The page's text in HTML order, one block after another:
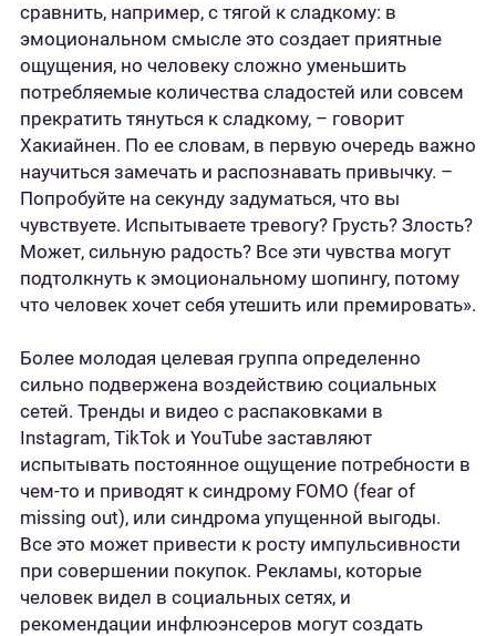
сравнить, например, с тягой к сладкому: в
эмоциональном смысле это создает приятные
ощущения, но человеку сложно уменьшить
потребляемые количества сладостей или совсем
прекратить тянуться к сладкому, – говорит
Хакиайнен. По ее словам, в первую очередь важно
научиться замечать и распознавать привычку. –
Попробуйте на секунду задуматься, что вы
чувствуете. Испытываете тревогу? Грусть? Злость?
Может, сильную радость? Все эти чувства могут
подтолкнуть к эмоциональному шопингу, потому
что человек хочет себя утешить или премировать».
Более молодая целевая группа определенно
сильно подвержена воздействию социальных
сетей. Тренды и видео с распаковками в
Instagram, TikTok и YouTube заставляют
испытывать постоянное ощущение потребности в
чем-то и приводят к синдрому FOMO (fear of
missing out), или синдрома упущенной выгоды.
Все это может привести к росту импульсивности
при совершении покупок. Рекламы, которые
человек видел в социальных сетях, и
рекомендации инфлюэнсеров могут создать